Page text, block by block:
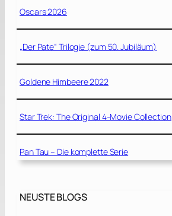
Oscars 2026
„Der Pate“ Trilogie (zum 50. Jubiläum)
Goldene Himbeere 2022
Star Trek: The Original 4-Movie Collection
Pan Tau – Die komplette Serie
NEUSTE BLOGS